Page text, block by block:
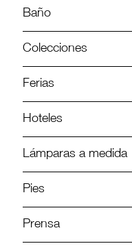
Baño
Colecciones
Ferias
Hoteles
Lámparas a medida
Pies
Prensa